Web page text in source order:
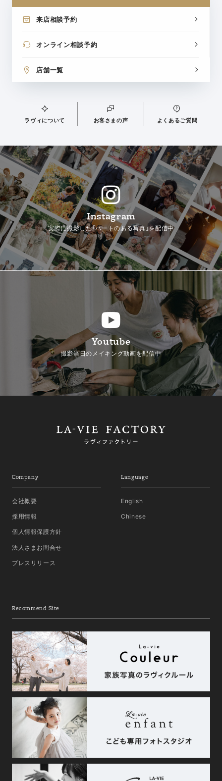
来店相談予約
オンライン相談予約
店舗一覧
ラヴィについて お客さまの声 よくあるご質問
Instagram
実際に撮影した「ハートのある写真」を配信中
Youtube
撮影当日のメイキング動画を配信中
Company
会社概要
採用情報
個人情報保護方針
法人さまお問合せ
プレスリリース
Language
English
Chinese
Recommend Site